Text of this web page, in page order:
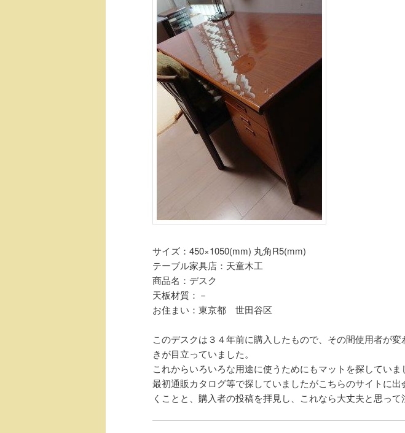
サイズ：450×1050(mm) 丸角R5(mm)
テーブル家具店：天童木工
商品名：デスク
天板材質：－
お住まい：東京都 世田谷区
このデスクは３４年前に購入したもので、その間使用者が
きが目立っていました。
これからいろいろな用途に使うためにもマットを探していま
最初通販カタログ等で探していましたがこちらのサイトに出
くことと、購入者の投稿を拝見し、これなら大丈夫と思って